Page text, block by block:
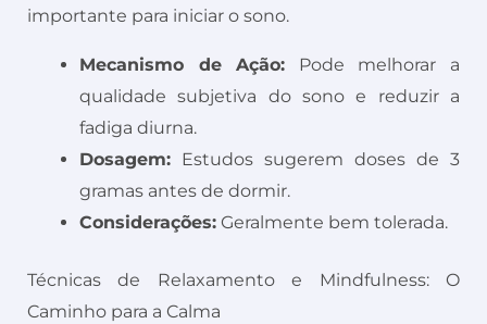
importante para iniciar o sono.
Mecanismo de Ação: Pode melhorar a
qualidade subjetiva do sono e reduzir a
fadiga diurna.
Dosagem: Estudos sugerem doses de 3
gramas antes de dormir.
Considerações: Geralmente bem tolerada.
Técnicas de Relaxamento e Mindfulness: O
Caminho para a Calma